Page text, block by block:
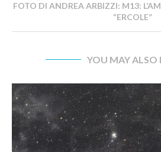
FOTO DI ANDREA ARBIZZI: M13:
“ERCOLE”
YOU MAY ALSO